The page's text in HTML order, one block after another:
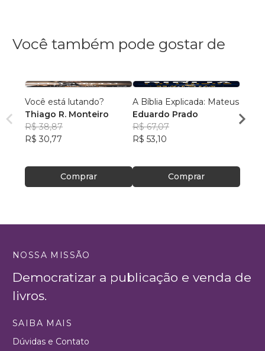
Você também pode gostar de
Você está lutando?
Thiago R. Monteiro
R$ 38,87
R$ 30,77
Comprar
A Bíblia Explicada: Mateus
Eduardo Prado
R$ 67,07
R$ 53,10
Comprar
Cristo
A. T.
NOSSA MISSÃO
Democratizar a publicação e venda de
livros.
SAIBA MAIS
Dúvidas e Contato